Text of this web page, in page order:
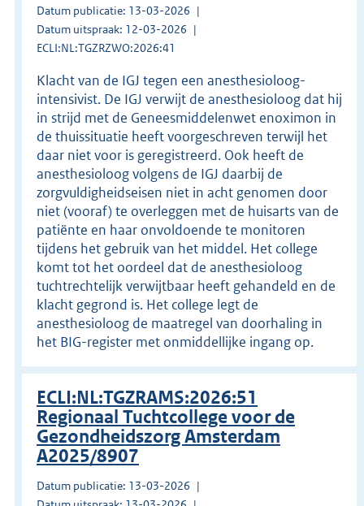
Datum publicatie: 13-03-2026
Datum uitspraak: 12-03-2026
ECLI:NL:TGZRZWO:2026:41
Klacht van de IGJ tegen een anesthesioloog-
intensivist. De IGJ verwijt de anesthesioloog dat hij
in strijd met de Geneesmiddelenwet enoximon in
de thuissituatie heeft voorgeschreven terwijl het
daar niet voor is geregistreerd. Ook heeft de
anesthesioloog volgens de IGJ daarbij de
zorgvuldigheidseisen niet in acht genomen door
niet (vooraf) te overleggen met de huisarts van de
patiënte en haar onvoldoende te monitoren
tijdens het gebruik van het middel. Het college
komt tot het oordeel dat de anesthesioloog
tuchtrechtelijk verwijtbaar heeft gehandeld en de
klacht gegrond is. Het college legt de
anesthesioloog de maatregel van doorhaling in
het BIG-register met onmiddellijke ingang op.
ECLI:NL:TGZRAMS:2026:51
Regionaal Tuchtcollege voor de
Gezondheidszorg Amsterdam
A2025/8907
Datum publicatie: 13-03-2026